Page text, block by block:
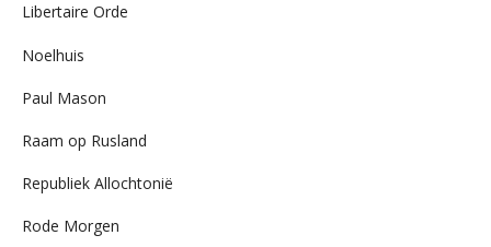
Libertaire Orde
Noelhuis
Paul Mason
Raam op Rusland
Republiek Allochtonië
Rode Morgen